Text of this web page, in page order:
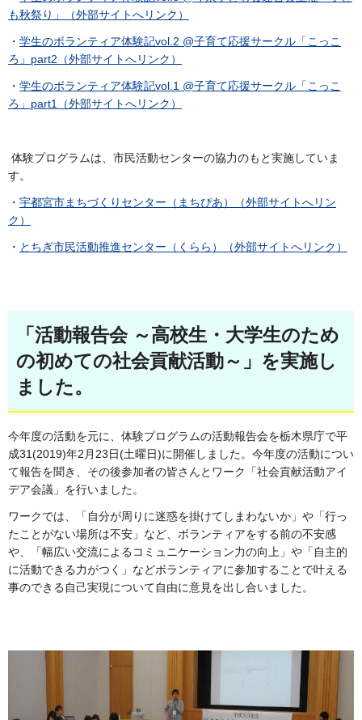
も秋祭り」（外部サイトへリンク）
・ 学生のボランティア体験記vol.2 @子育て応援サークル「こっこ
ろ」part2（外部サイトへリンク）
・ 学生のボランティア体験記vol.1 @子育て応援サークル「こっこ
ろ」part1（外部サイトへリンク）
体験プログラムは、市民活動センターの協力のもと実施していま
す。
・ 宇都宮市まちづくりセンター（まちぴあ）（外部サイトへリン
ク）
・ とちぎ市民活動推進センター（くらら）（外部サイトへリンク）
「活動報告会 ～高校生・大学生のため
の初めての社会貢献活動～」を実施し
ました。
今年度の活動を元に、体験プログラムの活動報告会を栃木県庁で平
成31(2019)年2月23日(土曜日)に開催しました。今年度の活動につい
て報告を聞き、その後参加者の皆さんとワーク「社会貢献活動アイ
デア会議」を行いました。
ワークでは、「自分が周りに迷惑を掛けてしまわないか」や「行っ
たことがない場所は不安」など、ボランティアをする前の不安感
や、「幅広い交流によるコミュニケーション力の向上」や「自主的
に活動できる力がつく」などボランティアに参加することで叶える
事のできる自己実現について自由に意見を出し合いました。